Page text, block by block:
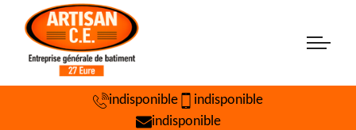
indisponible
indisponible
indisponible